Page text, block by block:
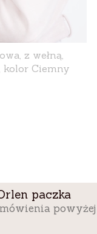
z wełną,
kolor Ciemny
paczka
powyżej